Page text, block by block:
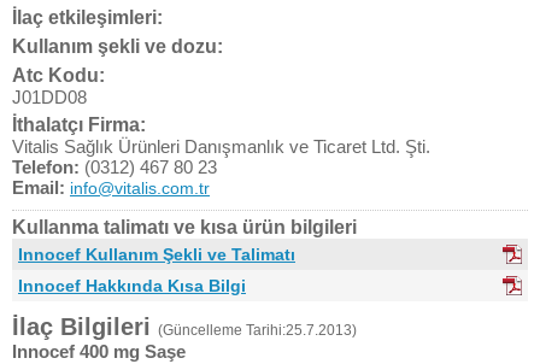
İlaç etkileşimleri:
Kullanım şekli ve dozu:
Atc Kodu:
J01DD08
İthalatçı Firma:
Vitalis Sağlık Ürünleri Danışmanlık ve Ticaret Ltd. Şti.
Telefon: (0312) 467 80 23
Email: info@vitalis.com.tr
Kullanma talimatı ve kısa ürün bilgileri
Innocef Kullanım Şekli ve Talimatı
Innocef Hakkında Kısa Bilgi
İlaç Bilgileri (Güncelleme Tarihi:25.7.2013)
Innocef 400 mg Saşe